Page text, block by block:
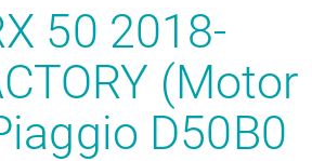
50 2018-
(Motor
D50B0